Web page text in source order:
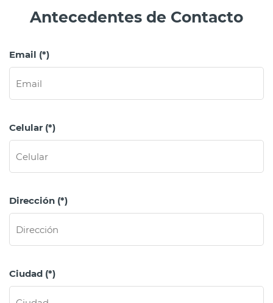
Antecedentes de Contacto
Email (*)
Celular (*)
Dirección (*)
Ciudad (*)